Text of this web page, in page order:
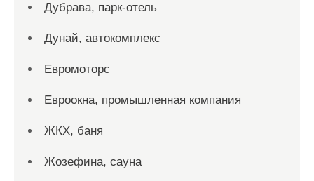
Дубрава, парк-отель
Дунай, автокомплекс
Евромоторс
Евроокна, промышленная компания
ЖКХ, баня
Жозефина, сауна